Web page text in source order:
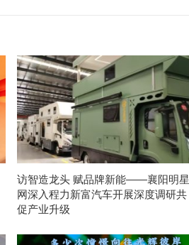
访智造龙头 赋品牌新能——襄阳明星
网深入程力新富汽车开展深度调研共
促产业升级